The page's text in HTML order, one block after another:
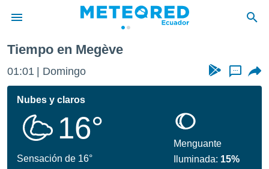
de
ha
calidad.
a este
Tiempo en Megève
01:01 Domingo ...
Nubes y claros
16°
Sensación de 16°
Menguante
Iluminada: 15%